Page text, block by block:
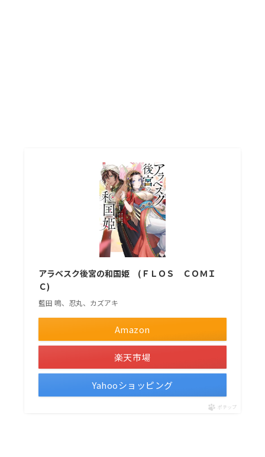
アラベスク後宮の和国姫 (ＦＬＯＳ ＣＯＭＩ
Ｃ)
藍田 鳴、忍丸、カズアキ
Amazon
楽天市場
Yahooショッピング
ポチップ